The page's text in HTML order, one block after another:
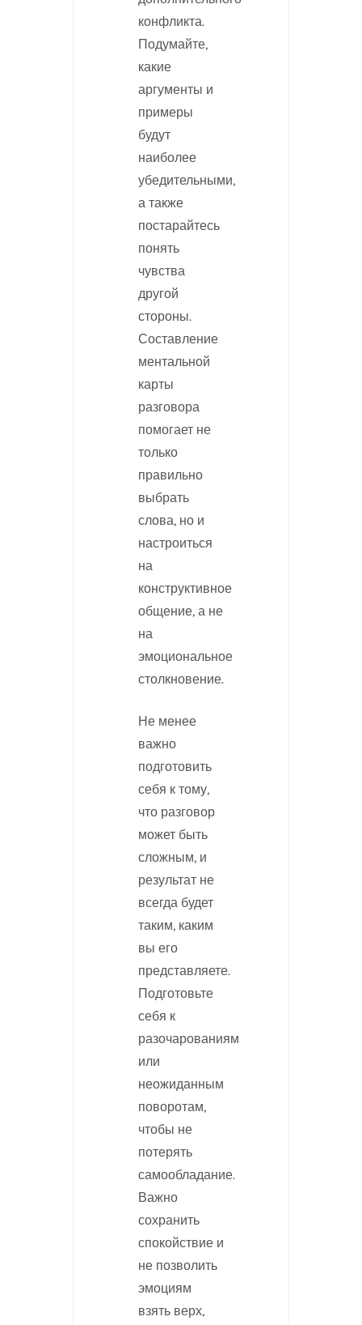
конфликта.
Подумайте,
какие
аргументы и
примеры
будут
наиболее
убедительными,
а также
постарайтесь
понять
чувства
другой
стороны.
Составление
ментальной
карты
разговора
помогает не
только
правильно
выбрать
слова, но и
настроиться
на
конструктивное
общение, а не
на
эмоциональное
столкновение.
Не менее
важно
подготовить
себя к тому,
что разговор
может быть
сложным, и
результат не
всегда будет
таким, каким
вы его
представляете.
Подготовьте
себя к
разочарованиям
или
неожиданным
поворотам,
чтобы не
потерять
самообладание.
Важно
сохранить
спокойствие и
не позволить
эмоциям
взять верх,